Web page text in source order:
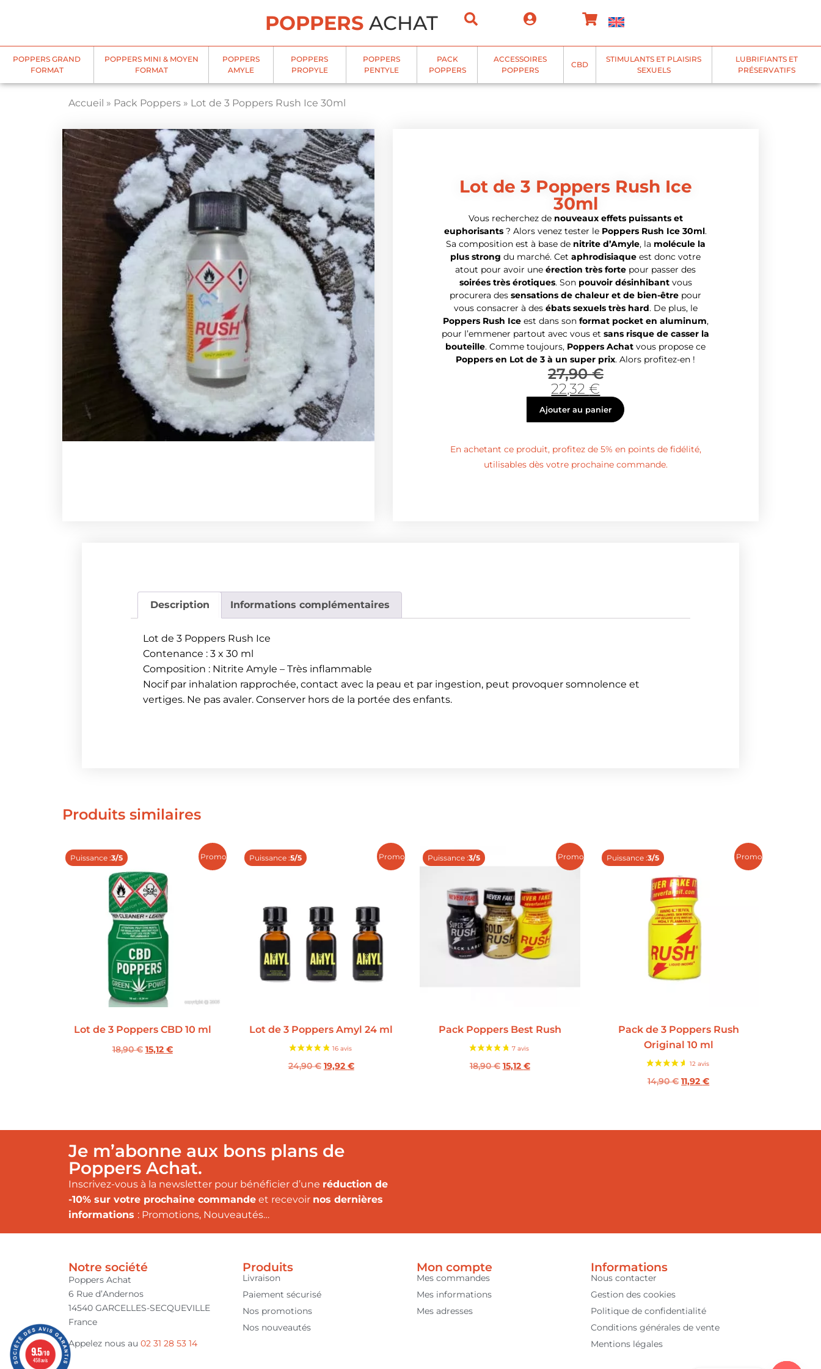
POPPERSACHAT
POPPERS GRAND
FORMAT
POPPERS MINI & MOYEN
FORMAT
POPPERS
AMYLE
POPPERS
PROPYLE
POPPERS
PENTYLE
PACK
POPPERS
ACCESSOIRES
POPPERS
CBD
STIMULANTS ET PLAISIRS
SEXUELS
LUBRIFIANTS ET
PRÉSERVATIFS
Accueil » Pack Poppers » Lot de 3 Poppers Rush Ice 30ml
Lot de 3 Poppers Rush Ice
30ml
Vous recherchez de nouveaux effets puissants et
euphorisants ? Alors venez tester le Poppers Rush Ice 30ml.
Sa composition est à base de nitrite d’Amyle, la molécule la
plus strong du marché. Cetaphrodisiaque est donc votre
atout pour avoir uneérection très forte pour passer des
soirées très érotiques. Son pouvoir désinhibantvous
procurera dessensations de chaleur et de bien-être pour
vous consacrer à des ébats sexuels très hard. De plus, le
Poppers Rush Iceest dans son format pocket en aluminum,
pour l’emmener partout avec vous etsans risque de casser la
bouteille. Comme toujours, Poppers Achat vous propose ce
Poppers en Lot de 3 à un super prix. Alors profitez-en !
27,90€
22,32€
Ajouter au panier
En achetant ce produit, profitez de 5% en points de fidélité,
utilisables dès votre prochaine commande.
Description Informations complémentaires
Lot de 3 Poppers Rush Ice
Contenance : 3 x 30 ml
Composition : Nitrite Amyle – Très inflammable
Nocif par inhalation rapprochée, contact avec la peau et par ingestion, peut provoquer somnolence et
vertiges. Ne pas avaler. Conserver hors de la portée des enfants.
Produits similaires
Promo !
Puissance :3/5
Lot de 3 Poppers CBD 10 ml
18,90€ 15,12 €
Promo !
Puissance :5/5
Lot de 3 Poppers Amyl 24 ml
24,90€ 19,92 €
Promo !
Puissance :3/5
Pack Poppers Best Rush
18,90€ 15,12 €
Promo !
Puissance :3/5
Pack de 3 Poppers Rush
Original 10 ml
14,90€ 11,92€
Je m’abonne aux bons plans de
Poppers Achat.
Inscrivez-vous à la newsletter pour bénéficier d’une réduction de
-10% sur votre prochaine commande et recevoir nos dernières
informations : Promotions, Nouveautés…
Notre société
Poppers Achat
6 Rue d’Andernos
14540 GARCELLES-SECQUEVILLE
France
Appelez nous au 02 31 28 53 14
Produits
Livraison
Paiement sécurisé
Nos promotions
Nos nouveautés
Mon compte
Mes commandes
Mes informations
Mes adresses
Informations
Nous contacter
Gestion des cookies
Politique de confidentialité
Conditions générales de vente
Mentions légales
9.5/10
458 avis